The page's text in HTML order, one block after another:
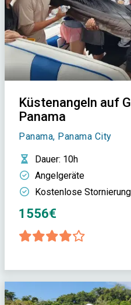
Küstenangeln auf
Panama
Panama, Panama City
Dauer: 10h
Angelgeräte
Kostenlose
1556€